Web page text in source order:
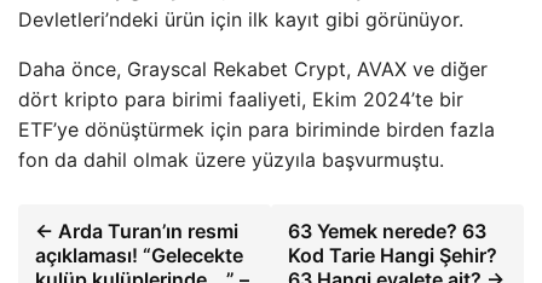
Devletleri’ndeki ürün için ilk kayıt gibi görünüyor.
Daha önce, Grayscal Rekabet Crypt, AVAX ve diğer
dört kripto para birimi faaliyeti, Ekim 2024’te bir
ETF’ye dönüştürmek için para biriminde birden fazla
fon da dahil olmak üzere yüzyıla başvurmuştu.
← Arda Turan’ın resmi
açıklaması! “Gelecekte
63 Yemek nerede? 63
Kod Tarie Hangi Şehir?